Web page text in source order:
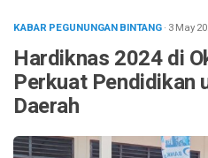
KABAR PEGUNUNGAN BINTANG· 3 May
Hardiknas 2024 di
Perkuat Pendidikan
Daerah